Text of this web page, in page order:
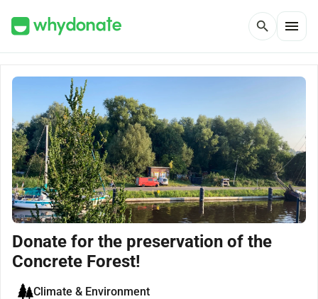
search menu
Donate for the preservation of the
Concrete Forest!
Climate & Environment